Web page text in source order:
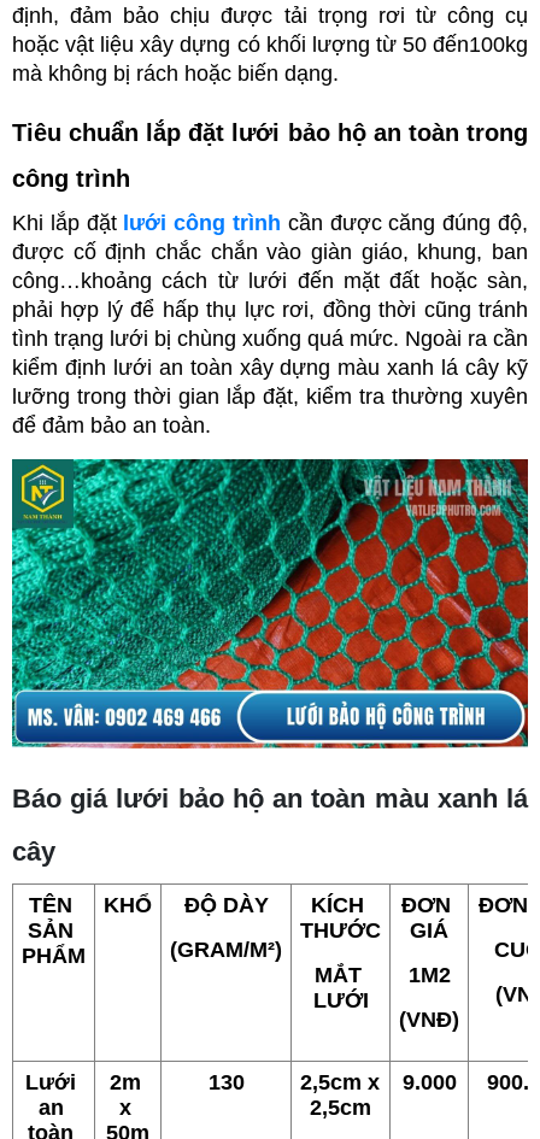
định, đảm bảo chịu được tải trọng rơi từ công cụ
hoặc vật liệu xây dựng có khối lượng từ 50 đến100kg
mà không bị rách hoặc biến dạng.
Tiêu chuẩn lắp đặt lưới bảo hộ an toàn trong
công trình
Khi lắp đặt lưới công trình cần được căng đúng độ,
được cố định chắc chắn vào giàn giáo, khung, ban
công…khoảng cách từ lưới đến mặt đất hoặc sàn,
phải hợp lý để hấp thụ lực rơi, đồng thời cũng tránh
tình trạng lưới bị chùng xuống quá mức. Ngoài ra cần
kiểm định lưới an toàn xây dựng màu xanh lá cây kỹ
lưỡng trong thời gian lắp đặt, kiểm tra thường xuyên
để đảm bảo an toàn.
Báo giá lưới bảo hộ an toàn màu xanh lá
cây
TÊN
SẢN
PHẨM
KHỔ
ĐỘ DÀY
(GRAM/M²)
KÍCH
THƯỚC
MẮT
LƯỚI
ĐƠN
GIÁ
1M2
(VNĐ)
ĐƠN
Lưới
an
toàn
2m
x
50m
130
2,5cm x
2,5cm
9.000